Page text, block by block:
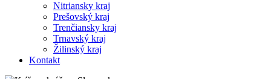
Nitriansky kraj
Prešovský kraj
Trenčiansky kraj
Trnavský kraj
Žilinský kraj
Kontakt